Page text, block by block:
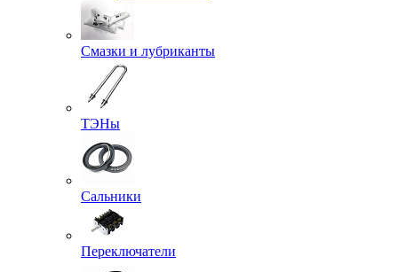
Смазки и лубриканты
ТЭНы
Сальники
Переключатели